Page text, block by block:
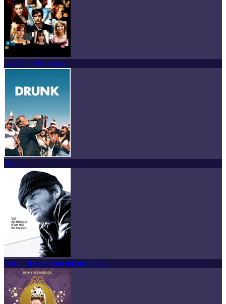
Les Poupées russes
Drunk
Vol au-dessus d'un nid de coucou